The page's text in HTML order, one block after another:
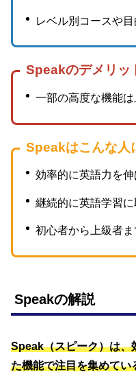
レベル別コースや
Speakのデメリッ
一部の高度な機能
Speakはこんな人
効率的に英語力を
継続的に英語学習
初心者から上級者
Speakの解説
Speak（スピーク）は、
た機能で注目を集めて